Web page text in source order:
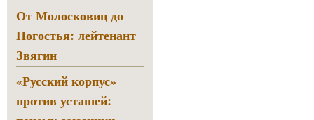
От Молосковиц до
Погостья: лейтенант
Звягин
«Русский корпус»
против усташей: